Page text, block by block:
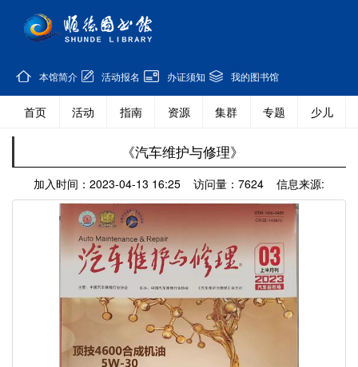
本馆简介 活动报名 办证须知 我的图书馆
首页 活动 指南 资源 集群 专题 少儿
《汽车维护与修理》
加入时间：2023-04-13 16:25 访问量：7624 信息来源: